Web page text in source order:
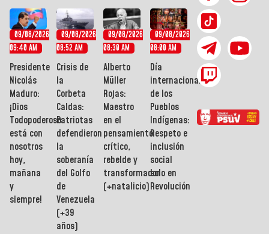
09/08/2026
09:40 AM
Presidente
Nicolás
Maduro:
¡Dios
Todopoderoso
está con
nosotros
hoy,
mañana
y
siempre!
09/08/2026
08:52 AM
Crisis de
la
Corbeta
Caldas:
Patriotas
defendieron
la
soberanía
del Golfo
de
Venezuela
(+39
años)
09/08/2026
08:30 AM
Alberto
Müller
Rojas:
Maestro
en el
pensamiento
crítico,
rebelde y
transformador
(+natalicio)
09/08/2026
08:00 AM
Día
internacional
de los
Pueblos
Indígenas:
Respeto e
inclusión
social
solo en
Revolución